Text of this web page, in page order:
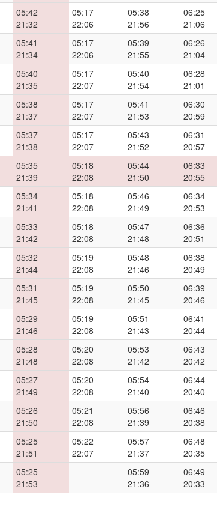
05:42
21:32
05:17
22:06
05:38
21:56
06:25
21:06
05:41
21:34
05:17
22:06
05:39
21:55
06:26
21:04
05:40
21:35
05:17
22:07
05:40
21:54
06:28
21:01
05:38
21:37
05:17
22:07
05:41
21:53
06:30
20:59
05:37
21:38
05:17
22:07
05:43
21:52
06:31
20:57
05:35
21:39
05:18
22:08
05:44
21:50
06:33
20:55
05:34
21:41
05:18
22:08
05:46
21:49
06:34
20:53
05:33
21:42
05:18
22:08
05:47
21:48
06:36
20:51
05:32
21:44
05:19
22:08
05:48
21:46
06:38
20:49
05:31
21:45
05:19
22:08
05:50
21:45
06:39
20:46
05:29
21:46
05:19
22:08
05:51
21:43
06:41
20:44
05:28
21:48
05:20
22:08
05:53
21:42
06:43
20:42
05:27
21:49
05:20
22:08
05:54
21:40
06:44
20:40
05:26
21:50
05:21
22:08
05:56
21:39
06:46
20:38
05:25
21:51
05:22
22:07
05:57
21:37
06:48
20:35
05:25
21:53
05:59
21:36
06:49
20:33